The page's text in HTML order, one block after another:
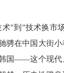
术"到"技术换市
骋在中国大街
国——这个现代